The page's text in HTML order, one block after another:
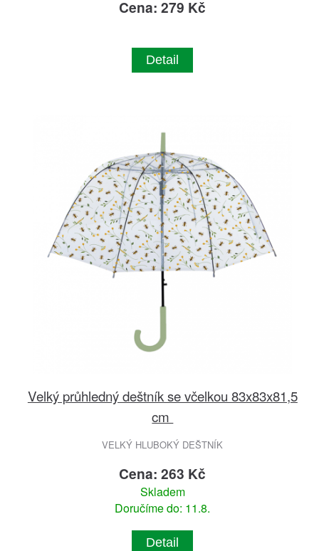
Cena: 279 Kč
Detail
Velký průhledný deštník se včelkou 83x83x81,5
cm
VELKÝ HLUBOKÝ DEŠTNÍK
Cena: 263 Kč
Skladem
Doručíme do: 11.8.
Detail